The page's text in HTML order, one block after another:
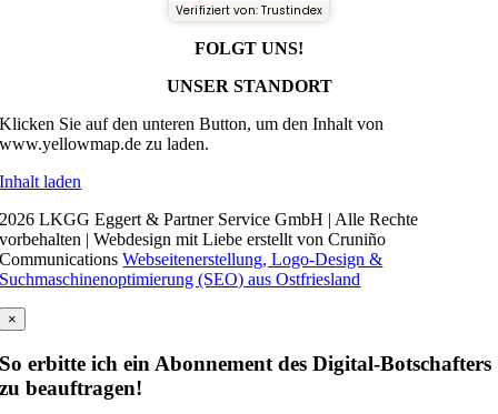
Verifiziert von: Trustindex
FOLGT UNS!
UNSER STANDORT
Klicken Sie auf den unteren Button, um den Inhalt von
www.yellowmap.de zu laden.
Inhalt laden
2026 LKGG Eggert & Partner Service GmbH | Alle Rechte
vorbehalten | Webdesign mit Liebe erstellt von Cruniño
CommunicationsWebseitenerstellung, Logo-Design &
Suchmaschinenoptimierung (SEO) aus Ostfriesland
×
So erbitte ich ein Abonnement des Digital-Botschafters
zu beauftragen!